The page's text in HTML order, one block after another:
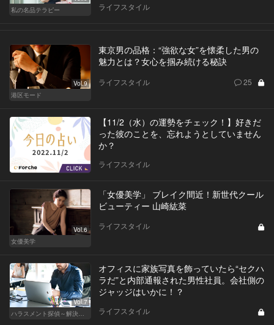
私の名品テラピー
ライフスタイル
Vol.9
港区モード
東京男の品格：“強欲な女”を懐柔した男の
魅力とは？女心を掴み続ける秘訣
ライフスタイル 25
【11/2（水）の運勢をチェック！】好きだ
った彼のことを、忘れようとしていません
か？
ライフスタイル
Vol.6
女優美学
「女優美学」 ブレイク間近！新世代クール
ビューティー 山崎紘菜
ライフスタイル
Vol.7
オフィスに家族写真を飾っていたら“セクハ
ラだ”と内部通報された男性社員。会社側の
ジャッジはいかに！？
ライフスタイル